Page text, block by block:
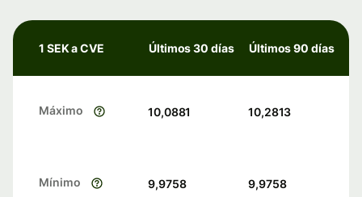
1 SEK a CVE Últimos 30 días Últimos 90 días
Máximo 10,0881 10,2813
Mínimo 9,9758 9,9758